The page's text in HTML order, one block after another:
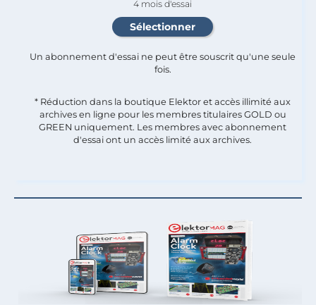
4 mois d'essai
Un abonnement d'essai ne peut être souscrit qu'une seule
fois.​
* Réduction dans la boutique Elektor et accès illimité aux
archives en ligne pour les membres titulaires GOLD ou
GREEN uniquement. Les membres avec abonnement
d'essai ont un accès limité aux archives.